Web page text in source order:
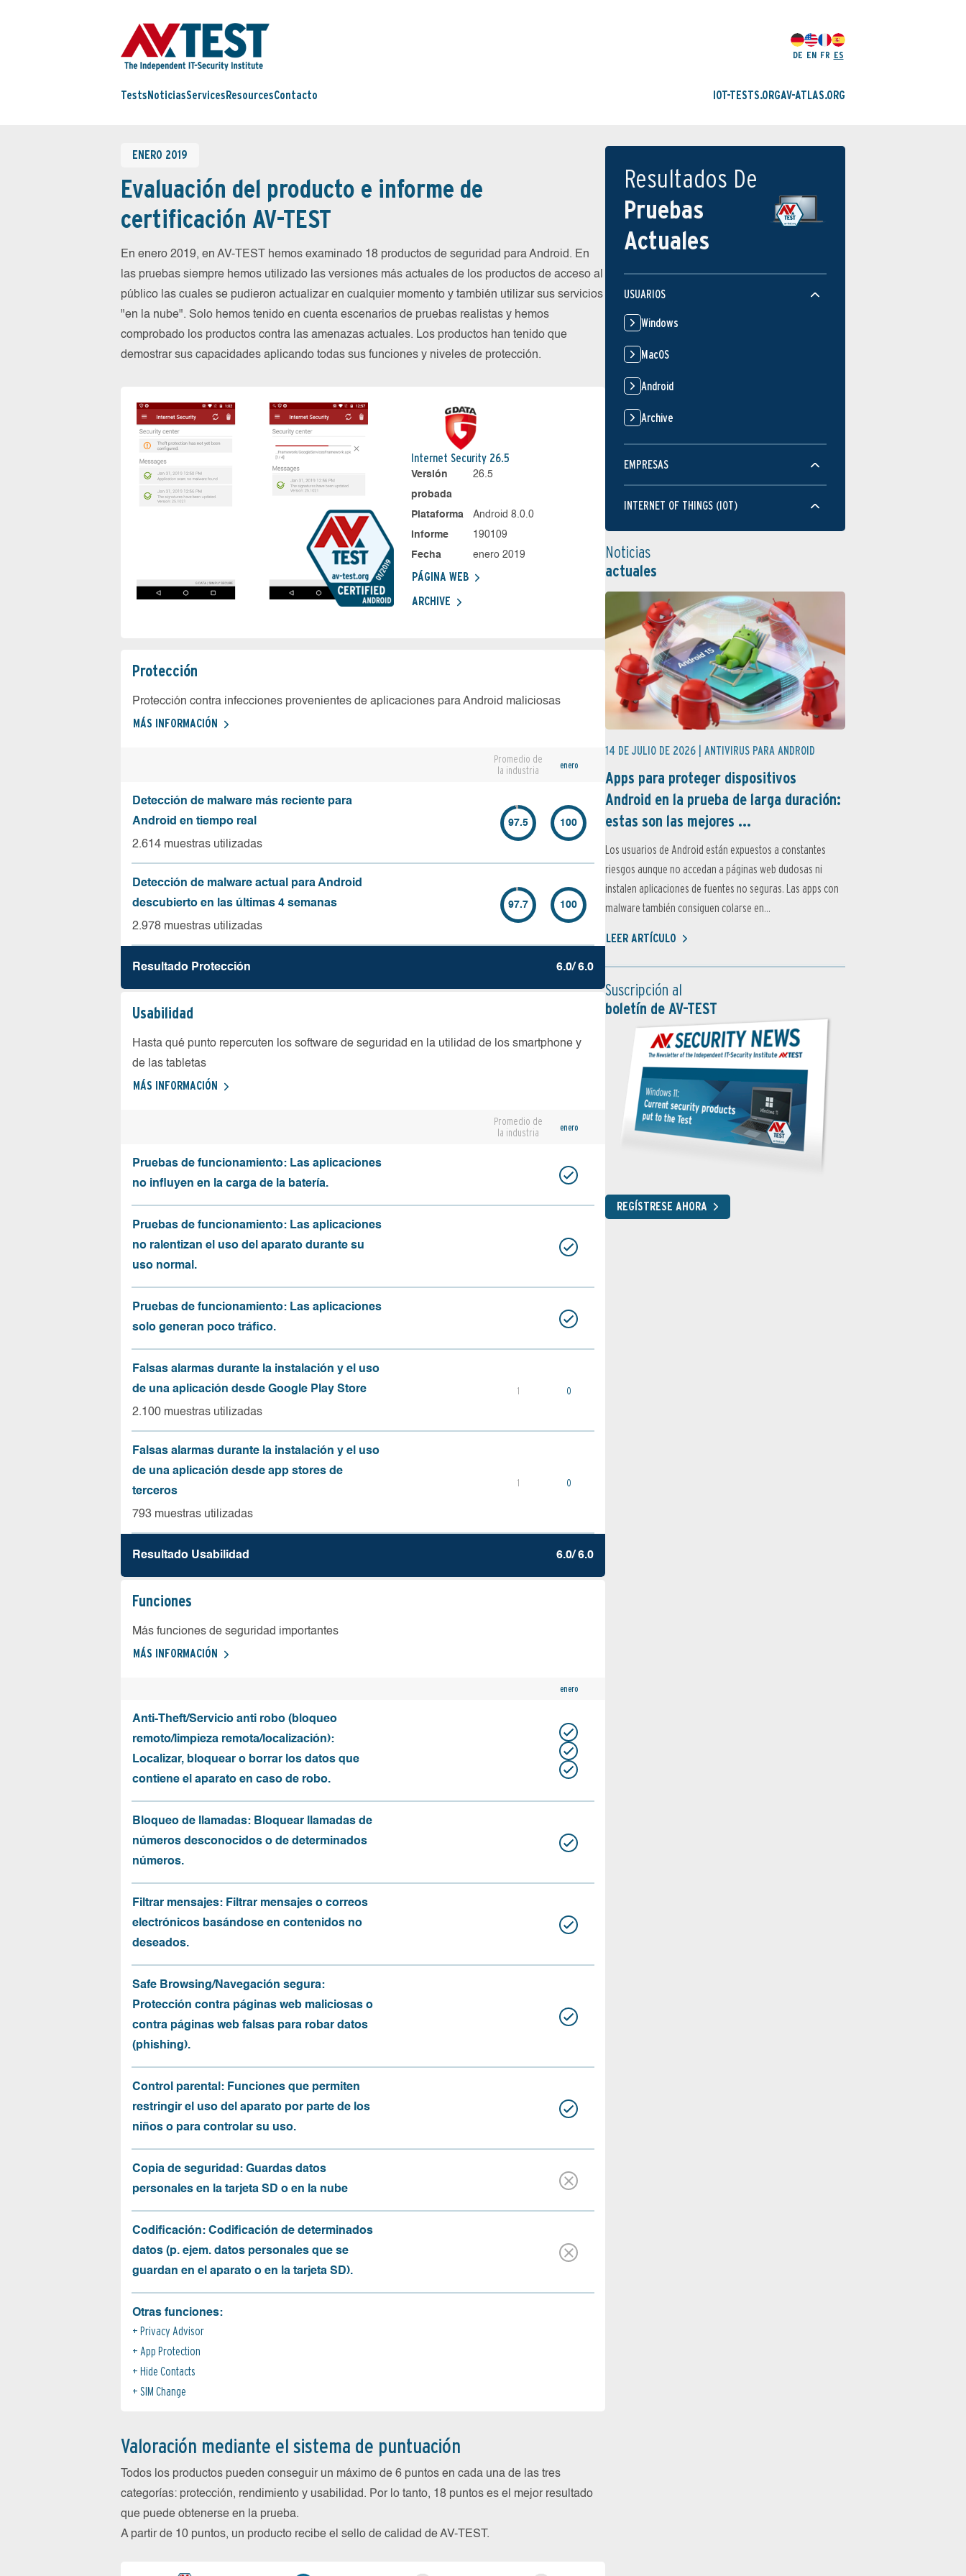
DE EN FR ES
Tests NoticiasServices ResourcesContacto IOT-TESTS.ORGAV-ATLAS.ORG
ENERO 2019
Evaluación del producto e informe de
certificación AV-TEST
En enero 2019, en AV-TEST hemos examinado 18 productos de seguridad para Android. En
las pruebas siempre hemos utilizado las versiones más actuales de los productos de acceso al
público las cuales se pudieron actualizar en cualquier momento y también utilizar sus servicios
"en la nube". Solo hemos tenido en cuenta escenarios de pruebas realistas y hemos
comprobado los productos contra las amenazas actuales. Los productos han tenido que
demostrar sus capacidades aplicando todas sus funciones y niveles de protección.
Internet Security 26.5
Versión
probada
26.5
Plataforma
Android 8.0.0
Informe
190109
Fecha
enero 2019
PÁGINA WEB
ARCHIVE
Protección
Protección contra infecciones provenientes de aplicaciones para Android maliciosas
MÁS INFORMACIÓN
Promedio de
la industria
enero
Detección de malware más reciente para
Android en tiempo real
2.614 muestras utilizadas
97.5 100
Detección de malware actual para Android
descubierto en las últimas 4 semanas
2.978 muestras utilizadas
97.7 100
Resultado Protección 6.0/ 6.0
Usabilidad
Hasta qué punto repercuten los software de seguridad en la utilidad de los smartphone y
de las tabletas
MÁS INFORMACIÓN
Promedio de
la industria
enero
Pruebas de funcionamiento: Las aplicaciones
no influyen en la carga de la batería.
Pruebas de funcionamiento: Las aplicaciones
no ralentizan el uso del aparato durante su
uso normal.
Pruebas de funcionamiento: Las aplicaciones
solo generan poco tráfico.
Falsas alarmas durante la instalación y el uso
de una aplicación desde Google Play Store
2.100 muestras utilizadas
1 0
Falsas alarmas durante la instalación y el uso
de una aplicación desde app stores de
terceros
793 muestras utilizadas
1 0
Resultado Usabilidad 6.0/ 6.0
Funciones
Más funciones de seguridad importantes
MÁS INFORMACIÓN
enero
Anti-Theft/Servicio anti robo (bloqueo
remoto/limpieza remota/localización):
Localizar, bloquear o borrar los datos que
contiene el aparato en caso de robo.
Bloqueo de llamadas: Bloquear llamadas de
números desconocidos o de determinados
números.
Filtrar mensajes: Filtrar mensajes o correos
electrónicos basándose en contenidos no
deseados.
Safe Browsing/Navegación segura:
Protección contra páginas web maliciosas o
contra páginas web falsas para robar datos
(phishing).
Control parental: Funciones que permiten
restringir el uso del aparato por parte de los
niños o para controlar su uso.
Copia de seguridad: Guardas datos
personales en la tarjeta SD o en la nube
Codificación: Codificación de determinados
datos (p. ejem. datos personales que se
guardan en el aparato o en la tarjeta SD).
Otras funciones:
Privacy Advisor
App Protection
Hide Contacts
SIM Change
Valoración mediante el sistema de puntuación
Todos los productos pueden conseguir un máximo de 6 puntos en cada una de las tres
categorías: protección, rendimiento y usabilidad. Por lo tanto, 18 puntos es el mejor resultado
que puede obtenerse en la prueba.
A partir de 10 puntos, un producto recibe el sello de calidad de AV-TEST.
Resultados De
Pruebas
Actuales
USUARIOS
Windows
MacOS
Android
Archive
EMPRESAS
INTERNET OF THINGS (IOT)
Noticias
actuales
14 DE JULIO DE 2026 | ANTIVIRUS PARA ANDROID
Apps para proteger dispositivos
Android en la prueba de larga duración:
estas son las mejores ...
Los usuarios de Android están expuestos a constantes
riesgos aunque no accedan a páginas web dudosas ni
instalen aplicaciones de fuentes no seguras. Las apps con
malware también consiguen colarse en...
LEER ARTÍCULO
Suscripción al
boletín de AV-TEST
REGÍSTRESE AHORA